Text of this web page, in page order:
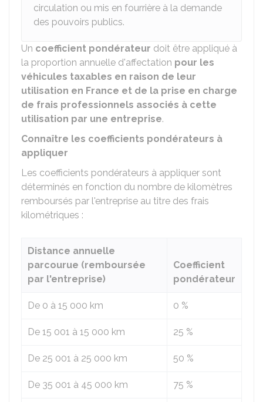
circulation ou mis en fourrière à la demande
des pouvoirs publics.
Un coefficient pondérateur doit être appliqué à
la proportion annuelle d'affectation pour les
véhicules taxables en raison de leur
utilisation en France et de la prise en charge
de frais professionnels associés à cette
utilisation par une entreprise.
Connaître les coefficients pondérateurs à
appliquer
Les coefficients pondérateurs à appliquer sont
déterminés en fonction du nombre de kilomètres
remboursés par l'entreprise au titre des frais
kilométriques :
Distance annuelle
parcourue (remboursée
par l'entreprise)
Coefficient
pondérateur
De 0 à 15 000 km 0 %
De 15 001 à 15 000 km 25 %
De 25 001 à 25 000 km 50 %
De 35 001 à 45 000 km 75 %